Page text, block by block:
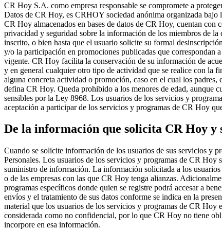
CR Hoy S.A. como empresa responsable se compromete a
Datos de CR Hoy, es CRHOY sociedad anónima organizada bajo
CR Hoy almacenados en bases de datos de CR Hoy, cuentan
privacidad y seguridad sobre la información de los miembros de
inscrito, o bien hasta que el usuario solicite su formal
y/o la participación en promociones publicadas que
vigente. CR Hoy facilita la conservación de su información de
y en general cualquier otro tipo de actividad que se realice con la
alguna concreta actividad o promoción, caso en el cual los
defina CR Hoy. Queda prohibido a los menores de edad, aunque
sensibles por la Ley 8968. Los usuarios de los servicios y
aceptación a participar de los servicios y programas de CR Hoy
De la información que solicita CR Hoy y
Cuando se solicite información de los usuarios de sus servicios y
Personales. Los usuarios de los servicios y programas de CR
suministro de información. La información solicitada a los
o de las empresas con las que CR Hoy tenga alianzas.
programas específicos donde quien se registre podrá accesar a
envíos y el tratamiento de sus datos conforme se indica en la
material que los usuarios de los servicios y programas de CR
considerada como no confidencial, por lo que CR Hoy no tiene
incorpore en esa información.